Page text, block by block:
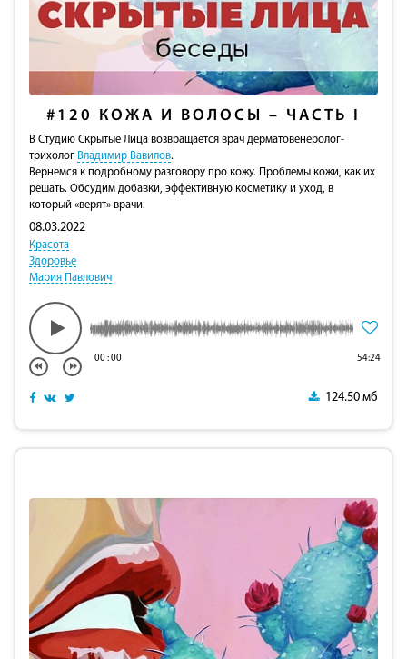
#120 КОЖА И ВОЛОСЫ – ЧАСТЬ I
В Студию Скрытые Лица возвращается врач дерматовенеролог-
трихолог Владимир Вавилов.
Вернемся к подробному разговору про кожу. Проблемы кожи, как их
решать. Обсудим добавки, эффективную косметику и уход, в
который «верят» врачи.
08.03.2022
Красота
Здоровье
Мария Павлович
00:00 54:24
124.50 мб